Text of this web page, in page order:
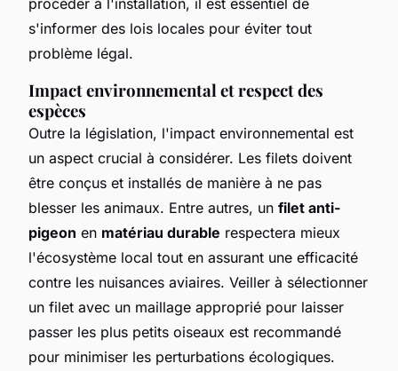
s'informer des lois locales pour éviter tout
problème légal.
Impact environnemental et respect des
espèces
Outre la législation, l'impact environnemental est
un aspect crucial à considérer. Les filets doivent
être conçus et installés de manière à ne pas
blesser les animaux. Entre autres, un filet anti-
pigeon en matériau durable respectera mieux
l'écosystème local tout en assurant une efficacité
contre les nuisances aviaires. Veiller à sélectionner
un filet avec un maillage approprié pour laisser
passer les plus petits oiseaux est recommandé
pour minimiser les perturbations écologiques.